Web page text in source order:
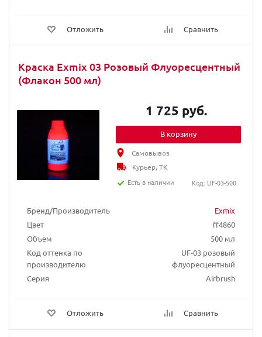
Отложить Сравнить
Краска Exmix 03 Розовый Флуоресцентный
(Флакон 500 мл)
Бренд/Производитель
Exmix
Цвет
ff4860
Объем
500 мл
Код оттенка по
производителю
UF-03 розовый
флуоресцентный
Серия
Airbrush
Отложить Сравнить
1 725 руб.
В корзину
Самовывоз
Курьер, ТК
Есть в наличии
Код: UF-03-500